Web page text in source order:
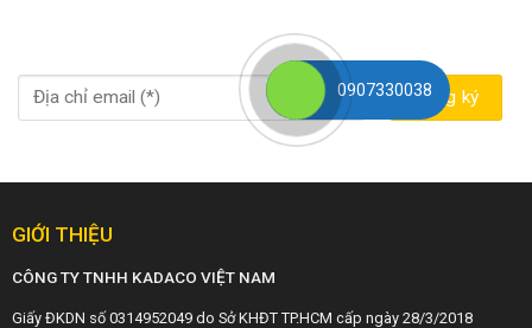
GIỚI THIỆU
CÔNG TY TNHH KADACO VIỆT NAM
Giấy ĐKDN số 0314952049 do Sở KHĐT TP.HCM cấp ngày 28/3/2018
0907330038